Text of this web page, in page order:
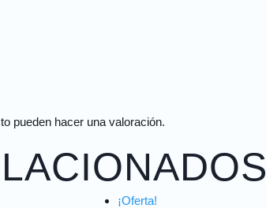
pueden hacer una valoración.
¡Oferta!